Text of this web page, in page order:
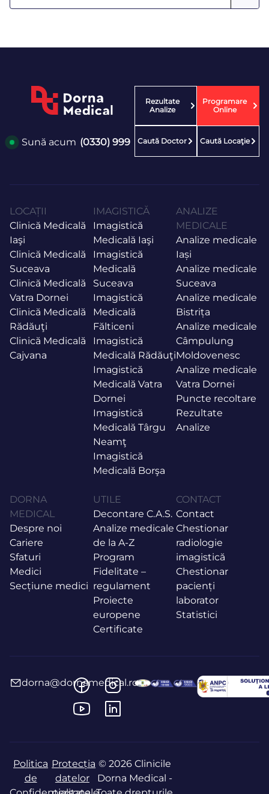
Sună acum (0330) 999
Rezultate
Analize
Programare
Online
Caută Doctor Caută Locaţie
LOCAȚII
Clinică Medicală
Iaşi
Clinică Medicală
Suceava
Clinică Medicală
Vatra Dornei
Clinică Medicală
Rădăuţi
Clinică Medicală
Cajvana
IMAGISTICĂ
Imagistică
Medicală Iaşi
Imagistică
Medicală
Suceava
Imagistică
Medicală
Fălticeni
Imagistică
Medicală Rădăuţi
Imagistică
Medicală Vatra
Dornei
Imagistică
Medicală Târgu
Neamţ
Imagistică
Medicală Borşa
ANALIZE
MEDICALE
Analize medicale
Iași
Analize medicale
Suceava
Analize medicale
Bistrița
Analize medicale
Câmpulung
Moldovenesc
Analize medicale
Vatra Dornei
Puncte recoltare
Rezultate
Analize
DORNA
MEDICAL
Despre noi
Cariere
Sfaturi
Medici
Secțiune medici
UTILE
Decontare C.A.S.
Analize medicale
de la A-Z
Program
Fidelitate –
regulament
Proiecte
europene
Certificate
CONTACT
Contact
Chestionar
radiologie
imagistică
Chestionar
pacienți
laborator
Statistici
dorna@dornamedical.ro
Politica
de
Protecția
datelor
© 2026 Clinicile
Dorna Medical -